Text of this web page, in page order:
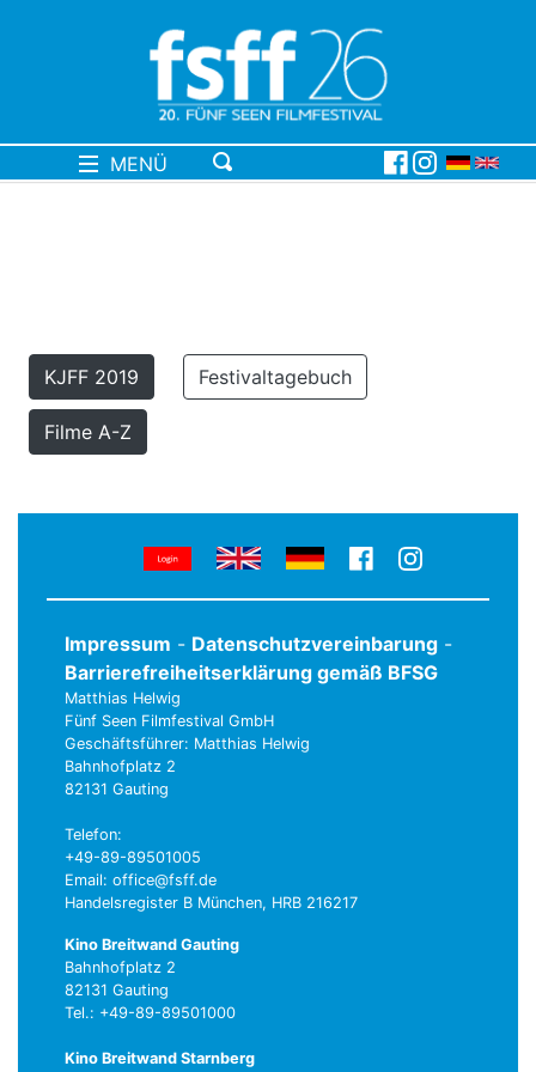
MENÜ
KJFF 2019 Festivaltagebuch
Filme A-Z
Impressum - Datenschutzvereinbarung -
Barrierefreiheitserklärung gemäß BFSG
Matthias Helwig
Fünf Seen Filmfestival GmbH
Geschäftsführer: Matthias Helwig
Bahnhofplatz 2
82131 Gauting
Telefon:
+49-89-89501005
Email: office@fsff.de
Handelsregister B München, HRB 216217
Kino Breitwand Gauting
Bahnhofplatz 2
82131 Gauting
Tel.: +49-89-89501000
Kino Breitwand Starnberg